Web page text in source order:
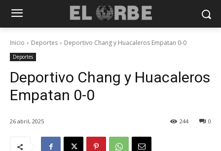
Inicio Deportes Deportivo Chang y Huacaleros Empatan 0-0
Deportes
Deportivo Chang y Huacaleros
Empatan 0-0
26 abril, 2025 0
244